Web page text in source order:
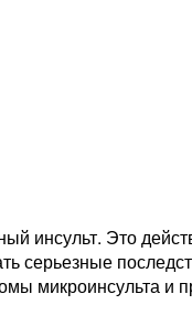
инсульт. Это
серьезные
микроинсульта и